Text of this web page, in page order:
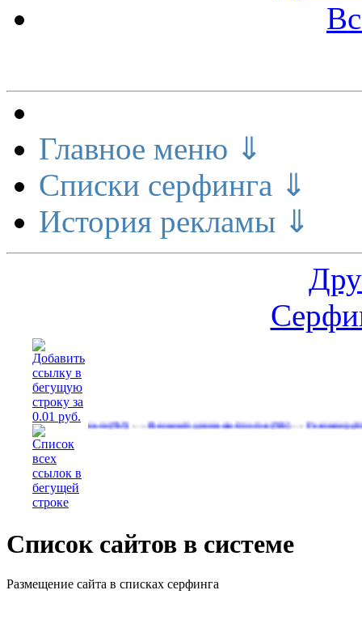
Главное меню ⇓
Списки серфинга ⇓
История рекламы ⇓
деньги(565) …Реальный денежный поток(594)…Рекламируйтесь на
Список сайтов в системе
Размещение сайта в списках серфинга